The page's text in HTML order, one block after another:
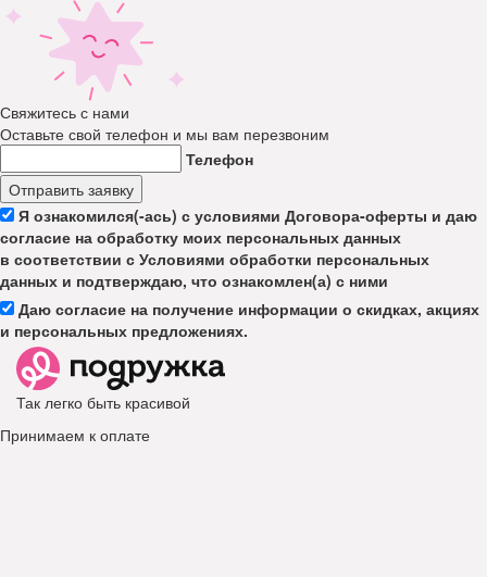
Свяжитесь с нами
Оставьте свой телефон и мы вам перезвоним
Телефон
Отправить заявку
Я ознакомился(-ась) с условиями Договора-оферты и даю
согласие на обработку моих персональных данных
в соответствии с Условиями обработки персональных
данных и подтверждаю, что ознакомлен(а) с ними
Даю согласие на получение информации о скидках, акциях
и персональных предложениях.
Так легко быть красивой
Принимаем к оплате